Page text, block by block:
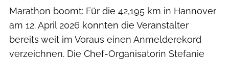
Marathon boomt: Für die 42,195 km in Hannover
am 12. April 2026 konnten die Veranstalter
bereits weit im Voraus einen Anmelderekord
verzeichnen. Die Chef-Organisatorin Stefanie